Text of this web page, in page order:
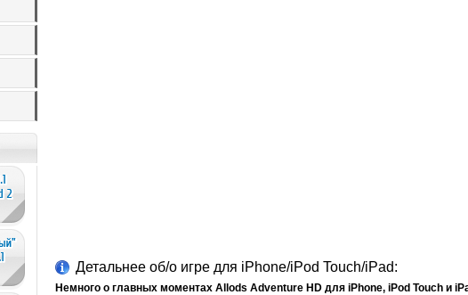
Детальнее об/о игре для iPhone/iPod Touch/iPad:
Немного о главных моментах Allods Adventure HD для iPhone, iPod Touch и